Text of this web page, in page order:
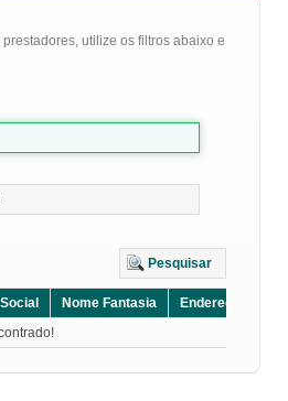
utilize os filtros abaixo e
Pesquisar
Nome Fantasia Endereço